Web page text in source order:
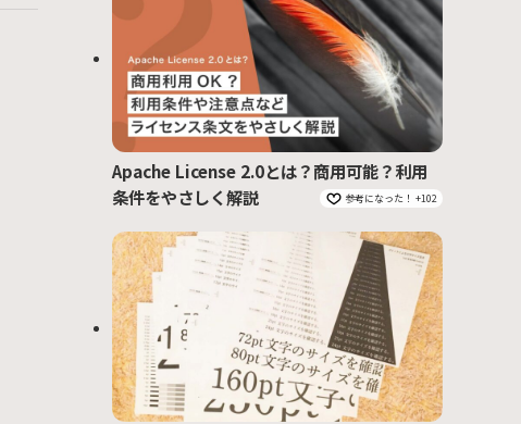
Apache License 2.0とは？商用可能？利用
条件をやさしく解説
参考になった！ +102